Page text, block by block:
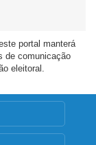
portal manterá
de comunicação
eleitoral.